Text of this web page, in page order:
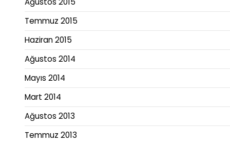
Temmuz 2015
Haziran 2015
Ağustos 2014
Mayıs 2014
Mart 2014
Ağustos 2013
Temmuz 2013